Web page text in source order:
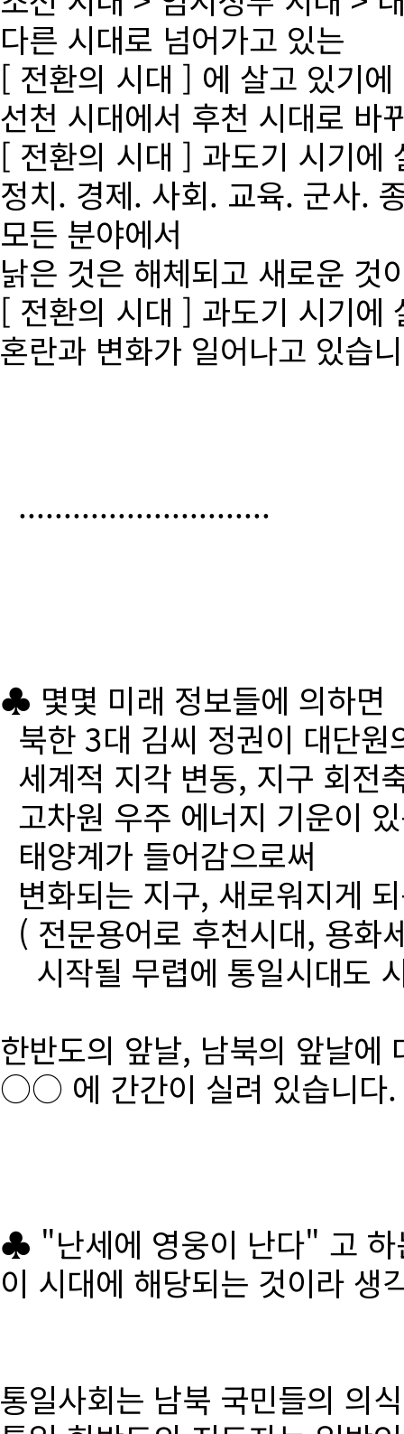
다른 시대로 넘어가고 있는
[ 전환의 시대 ] 에 살고 있기에
선천 시대에서 후천 시대로 바
[ 전환의 시대 ] 과도기 시기에
정치. 경제. 사회. 교육. 군사.
모든 분야에서
낡은 것은 해체되고 새로운 것
[ 전환의 시대 ] 과도기 시기에
혼란과 변화가 일어나고 있습
............................
♣ 몇몇 미래 정보들에 의하면
북한 3대 김씨 정권이 대단
세계적 지각 변동, 지구 회전
고차원 우주 에너지 기운이
태양계가 들어감으로써
변화되는 지구, 새로워지게
( 전문용어로 후천시대, 용화
시작될 무렵에 통일시대도
한반도의 앞날, 남북의 앞날에
○○ 에 간간이 실려 있습니다.
♣ "난세에 영웅이 난다" 고 하
이 시대에 해당되는 것이라 생
통일사회는 남북 국민들의 의